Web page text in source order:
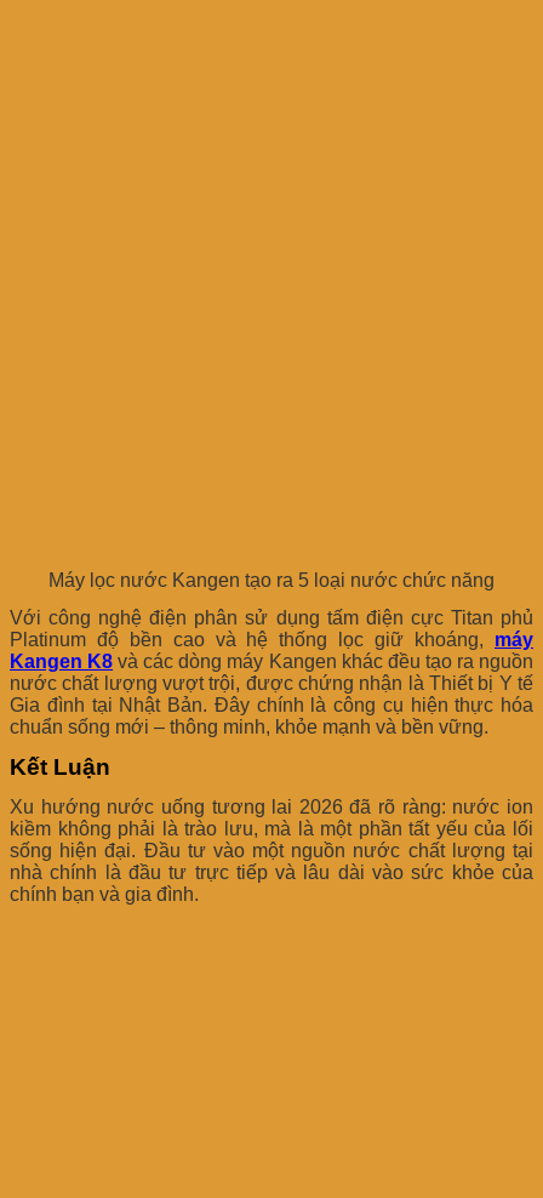
Máy lọc nước Kangen tạo ra 5 loại nước chức năng
Với công nghệ điện phân sử dụng tấm điện cực Titan phủ
Platinum độ bền cao và hệ thống lọc giữ khoáng, máy
Kangen K8 và các dòng máy Kangen khác đều tạo ra nguồn
nước chất lượng vượt trội, được chứng nhận là Thiết bị Y tế
Gia đình tại Nhật Bản. Đây chính là công cụ hiện thực hóa
chuẩn sống mới – thông minh, khỏe mạnh và bền vững.
Kết Luận
Xu hướng nước uống tương lai 2026 đã rõ ràng: nước ion
kiềm không phải là trào lưu, mà là một phần tất yếu của lối
sống hiện đại. Đầu tư vào một nguồn nước chất lượng tại
nhà chính là đầu tư trực tiếp và lâu dài vào sức khỏe của
chính bạn và gia đình.